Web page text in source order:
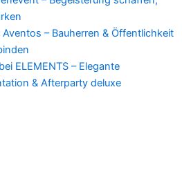
– Bauherren & Öffentlichkeit
ELEMENTS – Elegante
& Afterparty deluxe